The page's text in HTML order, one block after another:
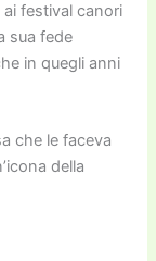
festival canori
sua fede
in quegli anni
che le faceva
della